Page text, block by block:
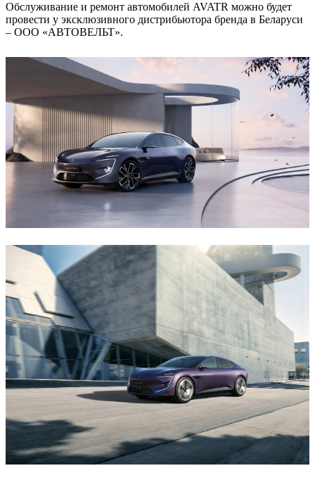
Обслуживание и ремонт автомобилей AVATR можно будет
провести у эксклюзивного дистрибьютора бренда в Беларуси
– ООО «АВТОВЕЛЬТ».